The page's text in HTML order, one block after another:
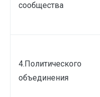
сообщества
4.Политического
объединения